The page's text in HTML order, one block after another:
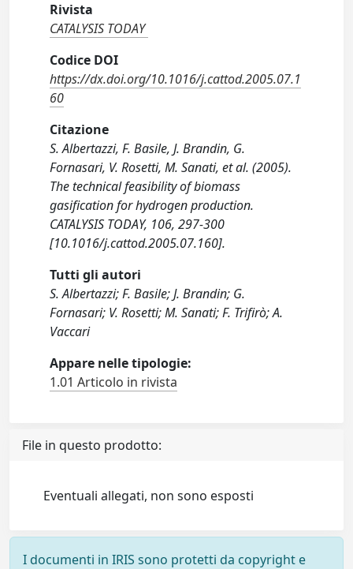
Rivista
CATALYSIS TODAY
Codice DOI
https://dx.doi.org/10.1016/j.cattod.2005.07.1
60
Citazione
S. Albertazzi, F. Basile, J. Brandin, G.
Fornasari, V. Rosetti, M. Sanati, et al. (2005).
The technical feasibility of biomass
gasification for hydrogen production.
CATALYSIS TODAY, 106, 297-300
[10.1016/j.cattod.2005.07.160].
Tutti gli autori
S. Albertazzi; F. Basile; J. Brandin; G.
Fornasari; V. Rosetti; M. Sanati; F. Trifirò; A.
Vaccari
Appare nelle tipologie:
1.01 Articolo in rivista
File in questo prodotto:
Eventuali allegati, non sono esposti
I documenti in IRIS sono protetti da copyright e